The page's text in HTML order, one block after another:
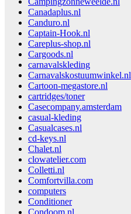
Canadaplus.nl
Canduro.nl
Captain-Hook.nl
Careplus-shop.nl
Cargoods.nl
carnavalskleding
Carnavalskostuumwinkel.nl
Cartoon-megastore.nl
cartridges/toner
Casecompany.amsterdam
casual-kleding
Casualcases.nl
cd-keys.nl
Chalet.nl
clowatelier.com
Colletti.nl
Comfortvilla.com
computers
Conditioner
Condoom.nl